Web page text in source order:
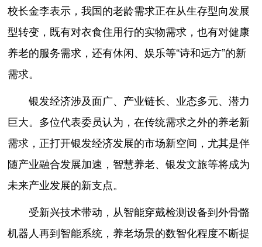
校长金李表示，我国的老龄需求正在从生存型向发展
型转变，既有对衣食住用行的实物需求，也有对健康
养老的服务需求，还有休闲、娱乐等“诗和远方”的新
需求。
银发经济涉及面广、产业链长、业态多元、潜力
巨大。多位代表委员认为，在传统需求之外的养老新
需求，正打开银发经济发展的市场新空间，尤其是伴
随产业融合发展加速，智慧养老、银发文旅等将成为
未来产业发展的新支点。
受新兴技术带动，从智能穿戴检测设备到外骨骼
机器人再到智能系统，养老场景的数智化程度不断提